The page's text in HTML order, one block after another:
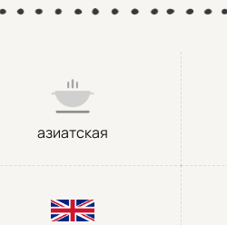
азиатская